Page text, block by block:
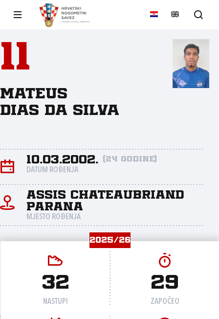
11
Mateus
DIAS DA SILVA
10.03.2002. (24 godine)
DATUM ROĐENJA
Assis Chateaubriand
Paraná
MJESTO ROĐENJA
2025/26
32
NASTUPI
29
ZAPOČEO